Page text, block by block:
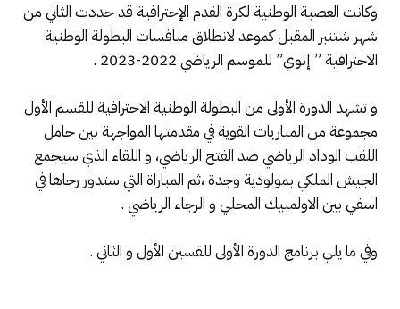
وكانت العصبة الوطنية لكرة القدم الإحترافية قد حددت الثاني من
شهر شتنبر المقبل كموعد لانطلاق منافسات البطولة الوطنية
الاحترافية ” إنوي” للموسم الرياضي 2022-2023 .
و تشهد الدورة الأولى من البطولة الوطنية الاحترافية للقسم الأول
مجموعة من المباريات القوية في مقدمتها المواجهة بين حامل
اللقب الوداد الرياضي ضد الفتح الرياضي، و اللقاء الذي سيجمع
الجيش الملكي بمولودية وجدة ،ثم المباراة التي ستدور رحاها في
اسفي بين الاولمبيك المحلي و الرجاء الرياضي .
وفي ما يلي برنامج الدورة الأولى للقسين الأول و الثاني .